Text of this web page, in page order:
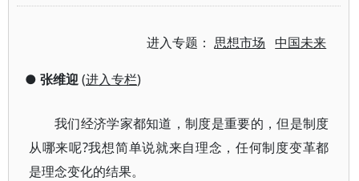
进入专题：思想市场 中国未来
● 张维迎(进入专栏)
我们经济学家都知道，制度是重要的，但是制度
从哪来呢?我想简单说就来自理念，任何制度变革都
是理念变化的结果。